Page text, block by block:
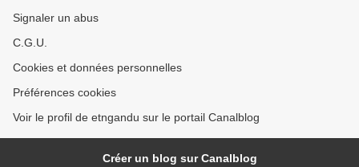
Signaler un abus
C.G.U.
Cookies et données personnelles
Préférences cookies
Voir le profil de etngandu sur le portail Canalblog
Créer un blog sur Canalblog